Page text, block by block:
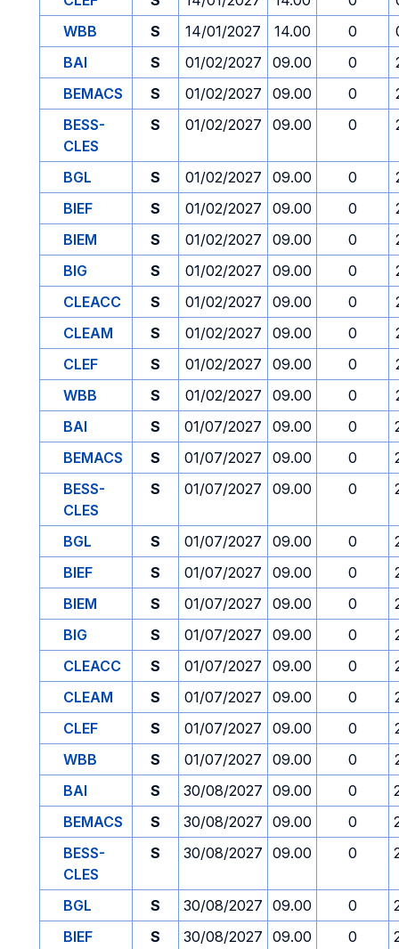
WBB
S 14/01/2027 14.00 0
BAI
S 01/02/2027 09.00 0
BEMACS
S 01/02/2027 09.00 0
BESS-
CLES
S 01/02/2027 09.00 0
BGL S 01/02/2027 09.00 0
BIEF
S 01/02/2027 09.00 0
BIEM
S 01/02/2027 09.00 0
BIG
S 01/02/2027 09.00 0
CLEACC
S 01/02/2027 09.00 0
CLEAM
S 01/02/2027 09.00 0
CLEF
S 01/02/2027 09.00 0
WBB
S 01/02/2027 09.00 0
BAI
S 01/07/2027 09.00 0
BEMACS
S 01/07/2027 09.00 0
BESS-
CLES
S 01/07/2027 09.00 0
BGL S 01/07/2027 09.00 0
BIEF
S 01/07/2027 09.00 0
BIEM
S 01/07/2027 09.00 0
BIG
S 01/07/2027 09.00 0
CLEACC
S 01/07/2027 09.00 0
CLEAM
S 01/07/2027 09.00 0
CLEF
S 01/07/2027 09.00 0
WBB
S 01/07/2027 09.00 0
BAI
S 30/08/2027 09.00 0
BEMACS
S 30/08/2027 09.00 0
BESS-
CLES
S 30/08/2027 09.00 0
BGL S 30/08/2027 09.00 0
BIEF
S 30/08/2027 09.00 0